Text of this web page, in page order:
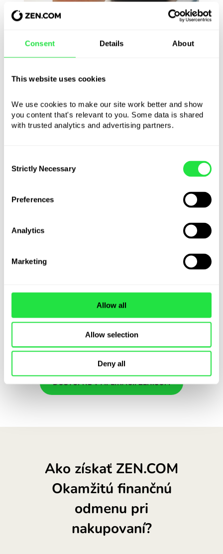
Consent Details About
This website uses cookies
We use cookies to make our site work better and show
you content that's relevant to you. Some data is shared
with trusted analytics and advertising partners.
Selection
Strictly Necessary
Preferences
Analytics
Marketing
Allow all
Allow selection
Deny all
Využite ZEN Okamžitú finančnú odmenu
spolu s akciami a zľavovými kódmi – a
získajte z každého nákupu viac.
DOSTUPNÉ V APLIKÁCII ZEN.COM
Ako získať ZEN.COM
Okamžitú finančnú
odmenu pri
nakupovaní?